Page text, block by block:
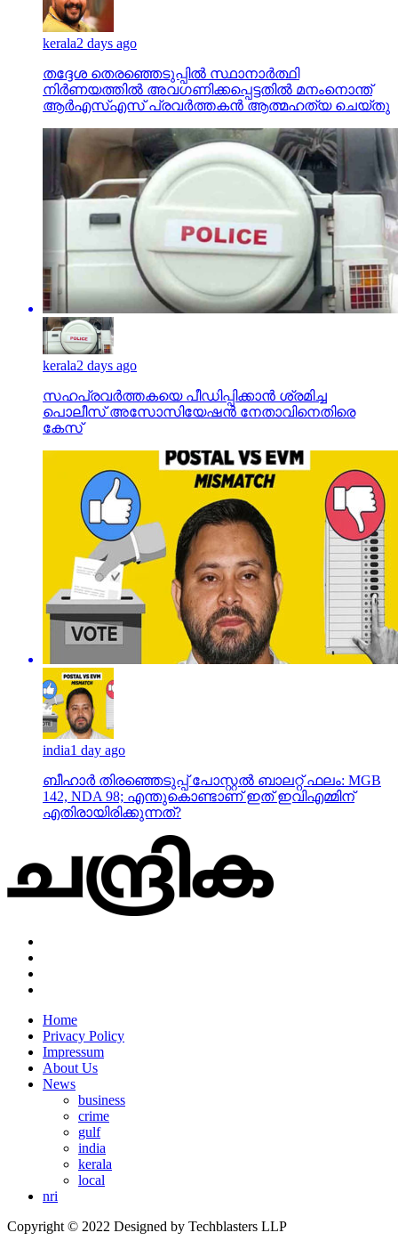
kerala2 days ago
തദ്ദേശ തെരഞ്ഞെടുപ്പില്‍ സ്ഥാനാര്‍ത്ഥി
നിര്‍ണയത്തില്‍ അവഗണിക്കപ്പെട്ടതില്‍ മനംനൊന്ത്
ആര്‍എസ്എസ് പ്രവര്‍ത്തകന്‍ ആത്മഹത്യ ചെയ്തു
kerala2 days ago
സഹപ്രവര്‍ത്തകയെ പീഡിപ്പിക്കാന്‍ ശ്രമിച്ച
പൊലീസ് അസോസിയേഷന്‍ നേതാവിനെതിരെ
കേസ്
india1 day ago
ബീഹാർ തിരഞ്ഞെടുപ്പ് പോസ്റ്റൽ ബാലറ്റ് ഫലം: MGB
142, NDA 98; എന്തുകൊണ്ടാണ് ഇത് ഇവിഎമ്മിന്
എതിരായിരിക്കുന്നത്?
Home
Privacy Policy
Impressum
About Us
News
business
crime
gulf
india
kerala
local
nri
Copyright © 2022 Designed by Techblasters LLP